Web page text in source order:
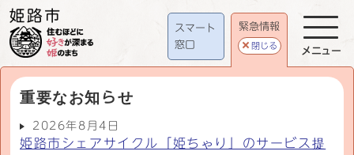
スマート
窓口
緊急情報
閉じる
重要なお知らせ
2026年8月4日
姫路市シェアサイクル「姫ちゃり」のサービス提
メニュー